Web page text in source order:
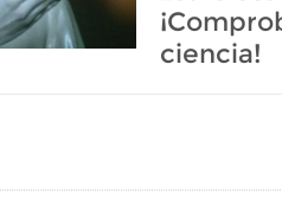
ciencia!